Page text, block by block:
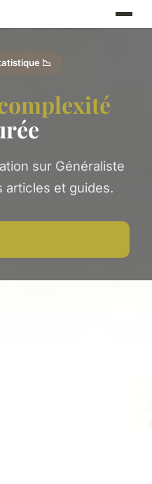
📉
sur Généraliste
articles et guides.